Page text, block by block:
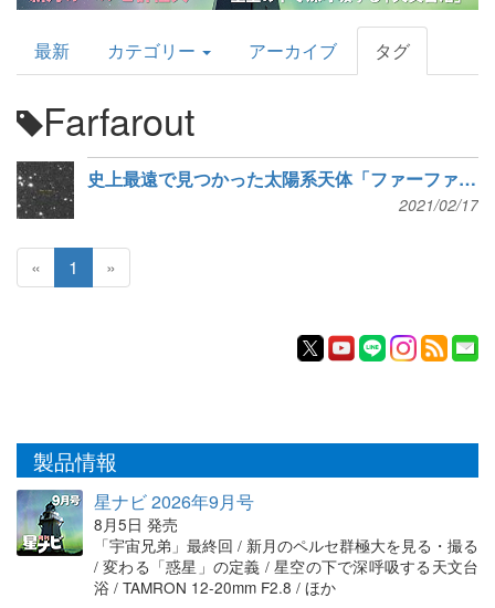
AstroArts
Topics
最新 カテゴリー アーカイブ タグ
Farfarout
史上最遠で見つかった太陽系天体「ファーファーアウト」
2021/02/17
« 1 »
製品情報
星ナビ 2026年9月号
8月5日 発売
「宇宙兄弟」最終回 / 新月のペルセ群極大を見る・撮る
/ 変わる「惑星」の定義 / 星空の下で深呼吸する天文台
浴 / TAMRON 12-20mm F2.8 / ほか